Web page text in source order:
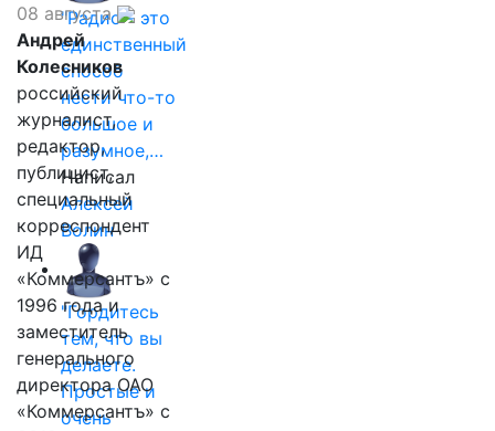
"Радио - это
единственный
способ
нести что-то
большое и
разумное,…
Написал
Алексей
Волин
"Гордитесь
тем, что вы
делаете.
Простые и
очень
08 августа
Андрей
Колесников
российский
журналист,
редактор,
публицист,
специальный
корреспондент
ИД
«Коммерсантъ» с
1996 года и
заместитель
генерального
директора ОАО
«Коммерсантъ» с